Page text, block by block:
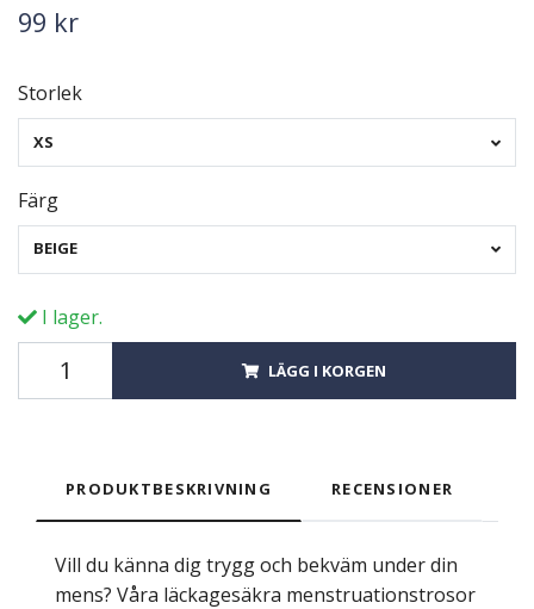
99 kr
Storlek
XS
Färg
BEIGE
I lager.
LÄGG I KORGEN
PRODUKTBESKRIVNING RECENSIONER
Vill du känna dig trygg och bekväm under din
mens? Våra läckagesäkra menstruationstrosor